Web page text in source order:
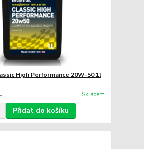
High Performance 20W-50 1l
Skladem
Přidat do košíku